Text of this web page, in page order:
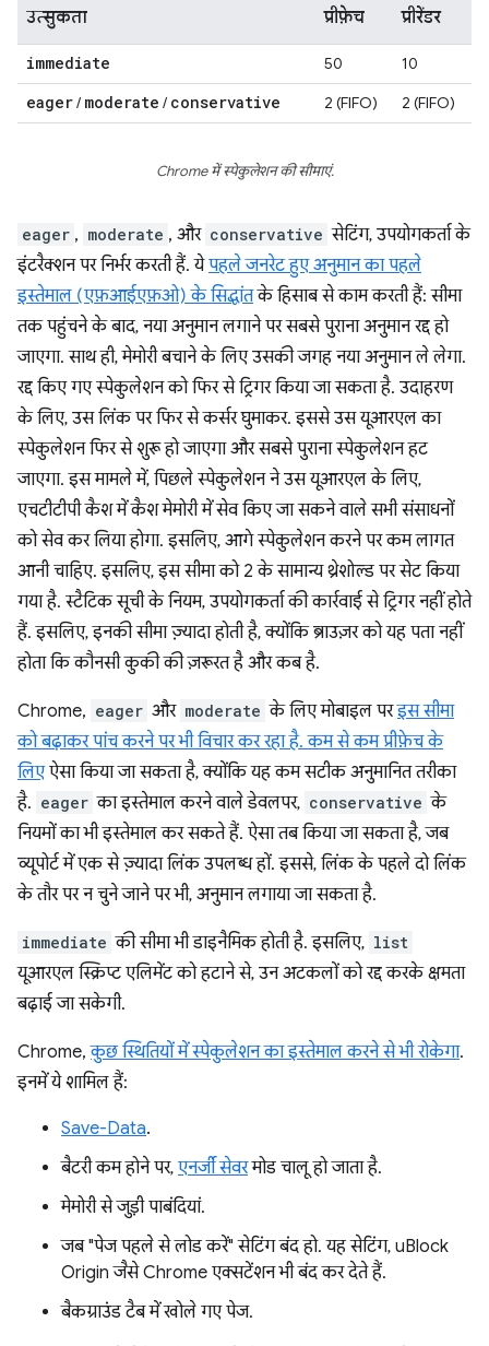
उत्सुकता प्रीफ़ेच प्रीरेंडर
immediate 50 10
eager/ moderate / conservative 2 (FIFO) 2 (FIFO)
Chrome में स्पेकुलेशन की सीमाएं.
eager , moderate , और conservative सेटिंग, उपयोगकर्ता के
इंटरैक्शन पर निर्भर करती हैं. येपहले जनरेट हुए अनुमान का पहले
इस्तेमाल (एफ़आईएफ़ओ) के सिद्धांतके हिसाब से काम करती हैं: सीमा
तक पहुंचने के बाद, नया अनुमान लगाने पर सबसे पुराना अनुमान रद्द हो
जाएगा. साथ ही, मेमोरी बचाने के लिए उसकी जगह नया अनुमान ले लेगा.
रद्द किए गए स्पेकुलेशन को फिर से ट्रिगर किया जा सकता है. उदाहरण
के लिए, उस लिंक पर फिर से कर्सर घुमाकर. इससे उस यूआरएल का
स्पेकुलेशन फिर से शुरू हो जाएगा और सबसे पुराना स्पेकुलेशन हट
जाएगा. इस मामले में, पिछले स्पेकुलेशन ने उस यूआरएल के लिए,
एचटीटीपी कैश में कैश मेमोरी में सेव किए जा सकने वाले सभी संसाधनों
को सेव कर लिया होगा. इसलिए, आगे स्पेकुलेशन करने पर कम लागत
आनी चाहिए. इसलिए, इस सीमा को 2 के सामान्य थ्रेशोल्ड पर सेट किया
गया है. स्टैटिक सूची के नियम, उपयोगकर्ता की कार्रवाई से ट्रिगर नहीं होते
हैं. इसलिए, इनकी सीमा ज़्यादा होती है, क्योंकि ब्राउज़र को यह पता नहीं
होता कि कौनसी कुकी की ज़रूरत है और कब है.
Chrome, eager और moderate के लिए मोबाइल परइस सीमा
को बढ़ाकर पांच करने पर भी विचार कर रहा है. कम से कम प्रीफ़ेच के
लिएऐसा किया जा सकता है, क्योंकि यह कम सटीक अनुमानित तरीका
है. eager का इस्तेमाल करने वाले डेवलपर, conservative के
नियमों का भी इस्तेमाल कर सकते हैं. ऐसा तब किया जा सकता है, जब
व्यूपोर्ट में एक से ज़्यादा लिंक उपलब्ध हों. इससे, लिंक के पहले दो लिंक
के तौर पर न चुने जाने पर भी, अनुमान लगाया जा सकता है.
immediate की सीमा भी डाइनैमिक होती है. इसलिए, list
यूआरएल स्क्रिप्ट एलिमेंट को हटाने से, उन अटकलों को रद्द करके क्षमता
बढ़ाई जा सकेगी.
Chrome,कुछ स्थितियों में स्पेकुलेशन का इस्तेमाल करने से भी रोकेगा.
इनमें ये शामिल हैं:
Save-Data.
बैटरी कम होने पर, एनर्जी सेवरमोड चालू हो जाता है.
मेमोरी से जुड़ी पाबंदियां.
जब "पेज पहले से लोड करें" सेटिंग बंद हो. यह सेटिंग, uBlock
Origin जैसे Chrome एक्सटेंशन भी बंद कर देते हैं.
बैकग्राउंड टैब में खोले गए पेज.